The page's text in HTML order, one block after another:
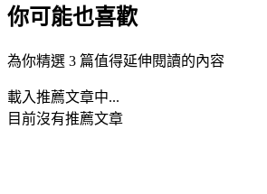
你可能也喜歡
為你精選 3 篇值得延伸閱讀的內容
載入推薦文章中...
目前沒有推薦文章